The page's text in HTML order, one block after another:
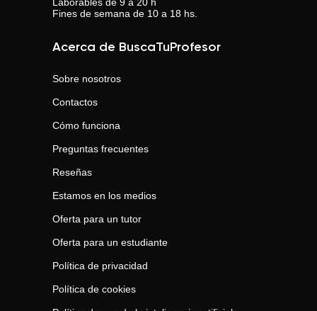
Fines de semana de 10 a 18 hs.
Acerca de BuscaTuProfesor
Sobre nosotros
Contactos
Cómo funciona
Preguntas frecuentes
Reseñas
Estamos en los medios
Oferta para un tutor
Oferta para un estudiante
Política de privacidad
Política de cookies